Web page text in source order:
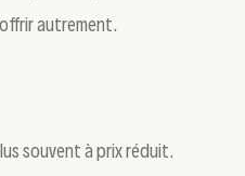
autrement.
souvent à prix réduit.